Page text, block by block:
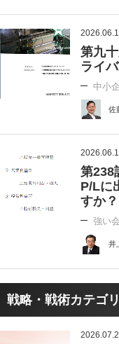
第九
ライ
中小
佐
第238
P/Lに
すか？
強い
井
戦略・戦術カテゴ